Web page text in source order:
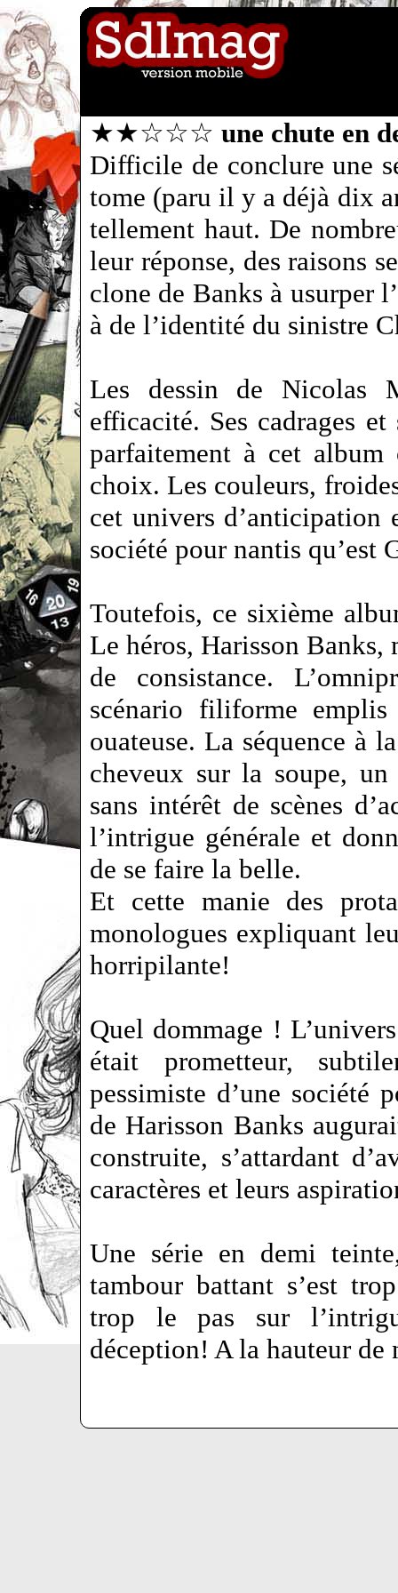
★★☆☆☆ une chute en
Difficile de conclure une
tome (paru il y a déjà dix
tellement haut. De
leur réponse, des raisons
clone de Banks à usurper
à de l’identité du sinistre
Les dessin de Nicolas
efficacité. Ses cadrages
parfaitement à cet
choix. Les couleurs,
cet univers d’anticipation
société pour nantis qu’est
Toutefois, ce sixième
Le héros, Harisson Banks,
de consistance.
scénario filiforme
ouateuse. La séquence à
cheveux sur la soupe,
sans intérêt de scènes
l’intrigue générale et
de se faire la belle.
Et cette manie des
monologues expliquant
horripilante!
Quel dommage !
était prometteur,
pessimiste d’une société
de Harisson Banks
construite, s’attardant
caractères et leurs
Une série en demi
tambour battant s’est
trop le pas sur
déception! A la hauteur